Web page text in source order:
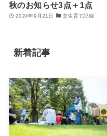
秋のお知らせ3点＋1点
2024年9月21日 芝生育て記録
新着記事